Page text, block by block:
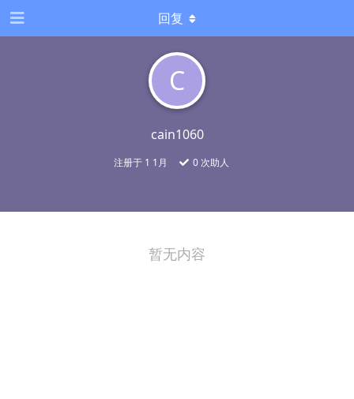
C
cain1060
注册于 1 1月 0次助人
回复
暂无内容